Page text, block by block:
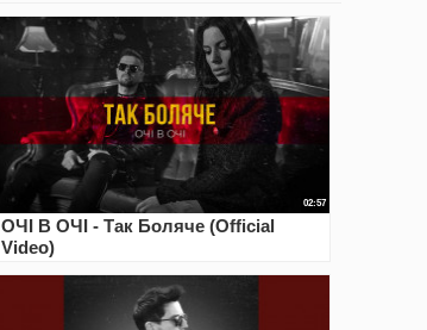
02:57
ОЧІ В ОЧІ - Так Боляче (Official
Video)